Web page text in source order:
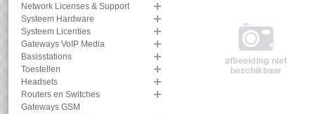
Network Licenses & Support
Systeem Hardware
Systeem Licenties
Gateways VoIP Media
Basisstations
Toestellen
Headsets
Routers en Switches
Gateways GSM